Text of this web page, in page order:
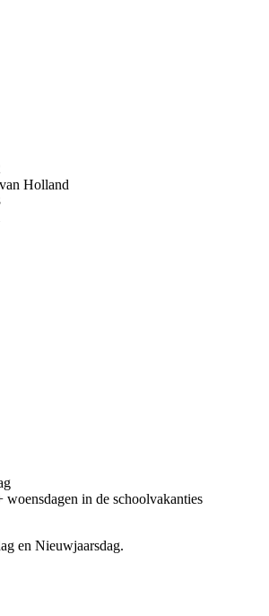
Holland
woensdagen in de schoolvakanties
en Nieuwjaarsdag.